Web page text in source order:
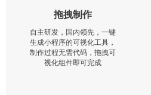
拖拽制作
自主研发，国内领先，一键
生成小程序的可视化工具，
制作过程无需代码，拖拽可
视化组件即可完成